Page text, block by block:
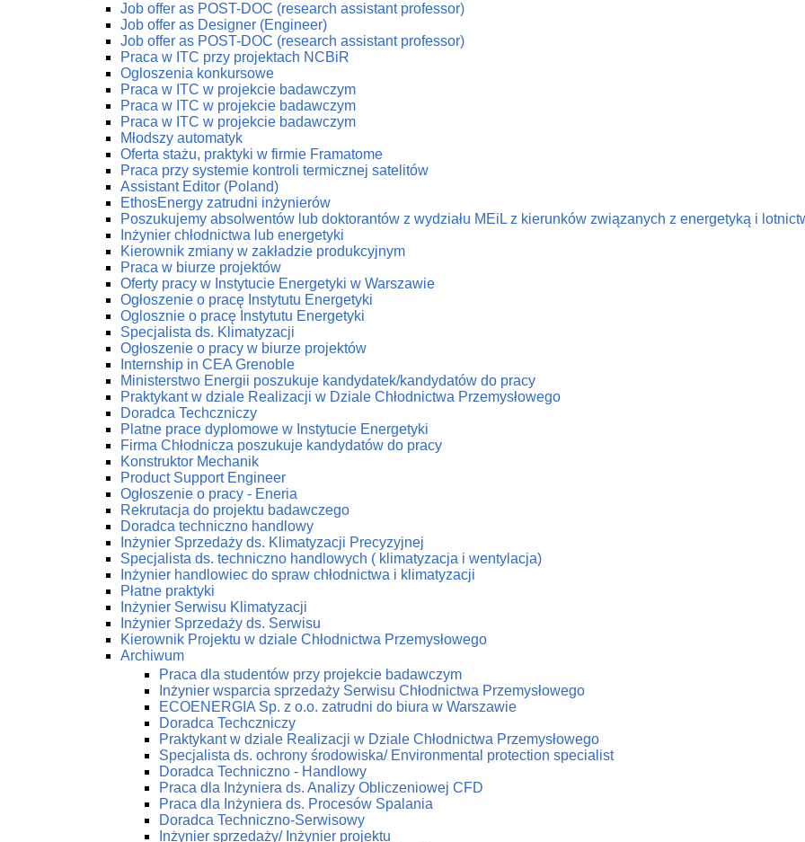
Job offer as POST-DOC (research assistant professor)
Job offer as Designer (Engineer)
Job offer as POST-DOC (research assistant professor)
Praca w ITC przy projektach NCBiR
Ogloszenia konkursowe
Praca w ITC w projekcie badawczym
Praca w ITC w projekcie badawczym
Praca w ITC w projekcie badawczym
Młodszy automatyk
Oferta stażu, praktyki w firmie Framatome
Praca przy systemie kontroli termicznej satelitów
Assistant Editor (Poland)
EthosEnergy zatrudni inżynierów
Poszukujemy absolwentów lub doktorantów z wydziału MEiL z kierunków związanych z energetyką i
Inżynier chłodnictwa lub energetyki
Kierownik zmiany w zakładzie produkcyjnym
Praca w biurze projektów
Oferty pracy w Instytucie Energetyki w Warszawie
Ogłoszenie o pracę Instytutu Energetyki
Oglosznie o pracę Instytutu Energetyki
Specjalista ds. Klimatyzacji
Ogłoszenie o pracy w biurze projektów
Internship in CEA Grenoble
Ministerstwo Energii poszukuje kandydatek/kandydatów do pracy
Praktykant w dziale Realizacji w Dziale Chłodnictwa Przemysłowego
Doradca Techczniczy
Platne prace dyplomowe w Instytucie Energetyki
Firma Chłodnicza poszukuje kandydatów do pracy
Konstruktor Mechanik
Product Support Engineer
Ogłoszenie o pracy - Eneria
Rekrutacja do projektu badawczego
Doradca techniczno handlowy
Inżynier Sprzedaży ds. Klimatyzacji Precyzyjnej
Specjalista ds. techniczno handlowych ( klimatyzacja i wentylacja)
Inżynier handlowiec do spraw chłodnictwa i klimatyzacji
Płatne praktyki
Inżynier Serwisu Klimatyzacji
Inżynier Sprzedaży ds. Serwisu
Kierownik Projektu w dziale Chłodnictwa Przemysłowego
Archiwum
Praca dla studentów przy projekcie badawczym
Inżynier wsparcia sprzedaży Serwisu Chłodnictwa Przemysłowego
ECOENERGIA Sp. z o.o. zatrudni do biura w Warszawie
Doradca Techczniczy
Praktykant w dziale Realizacji w Dziale Chłodnictwa Przemysłowego
Specjalista ds. ochrony środowiska/ Environmental protection specialist
Doradca Techniczno - Handlowy
Praca dla Inżyniera ds. Analizy Obliczeniowej CFD
Praca dla Inżyniera ds. Procesów Spalania
Doradca Techniczno-Serwisowy
Inżynier sprzedaży/ Inżynier projektu